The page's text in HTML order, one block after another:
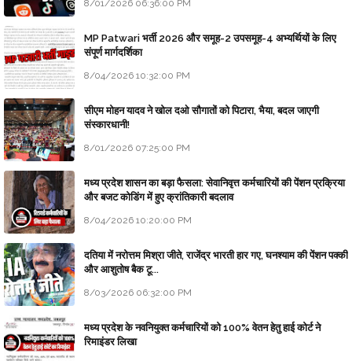
8/01/2026 06:36:00 PM
MP Patwari भर्ती 2026 और समूह-2 उपसमूह-4 अभ्यर्थियों के लिए
संपूर्ण मार्गदर्शिका
8/04/2026 10:32:00 PM
सीएम मोहन यादव ने खोल दओ सौगातों को पिटारा, भैया, बदल जाएगी
संस्कारधानी!
8/01/2026 07:25:00 PM
मध्य प्रदेश शासन का बड़ा फैसला: सेवानिवृत्त कर्मचारियों की पेंशन प्रक्रिया
और बजट कोडिंग में हुए क्रांतिकारी बदलाव
8/04/2026 10:20:00 PM
दतिया में नरोत्तम मिश्रा जीते, राजेंद्र भारती हार गए, घनश्याम की पेंशन पक्की
और आशुतोष बैक टू...
8/03/2026 06:32:00 PM
मध्य प्रदेश के नवनियुक्त कर्मचारियों को 100% वेतन हेतु हाई कोर्ट ने
रिमाइंडर लिखा